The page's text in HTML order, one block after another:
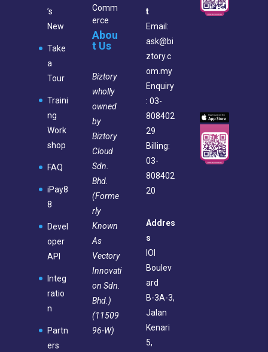
’s
New
Take
a
Tour
Traini
ng
Work
shop
FAQ
iPay8
8
Devel
oper
API
Integ
ratio
n
Partn
ers
Comm
erce
Abou
t Us
Biztory
wholly
owned
by
Biztory
Cloud
Sdn.
Bhd.
(Forme
rly
Known
As
Vectory
Innovati
on Sdn.
Bhd.)
(11509
96-W)
t
Email:
ask@bi
ztory.c
om.my
Enquiry
: 03-
808402
29
Billing:
03-
808402
20
Addres
s
IOI
Boulev
ard
B-3A-3,
Jalan
Kenari
5,